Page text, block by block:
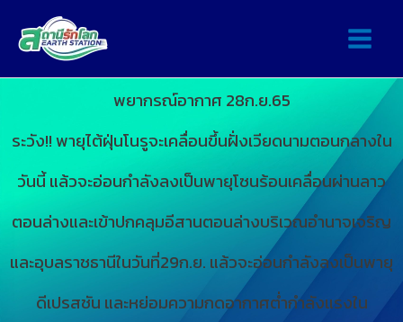
พยากรณ์อากาศ 28ก.ย.65
ระวัง!! พายุไต้ฝุ่นโนรูจะเคลื่อนขึ้นฝั่งเวียดนามตอนกลางใน
วันนี้ แล้วจะอ่อนกำลังลงเป็นพายุโซนร้อนเคลื่อนผ่านลาว
ตอนล่างและเข้าปกคลุมอีสานตอนล่างบริเวณอำนาจเจริญ
และอุบลราชธานีในวันที่29ก.ย. แล้วจะอ่อนกำลังลงเป็นพายุ
ดีเปรสชัน และหย่อมความกดอากาศต่ำกำลังแรงใน